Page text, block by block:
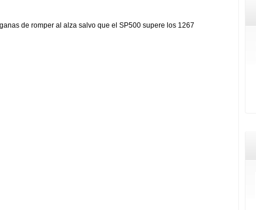
de romper al alza salvo que el SP500 supere los 1267